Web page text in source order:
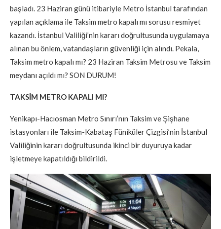
başladı. 23 Haziran günü itibariyle Metro İstanbul tarafından
yapılan açıklama ile Taksim metro kapalı mı sorusu resmiyet
kazandı. İstanbul Valiliği’nin kararı doğrultusunda uygulamaya
alınan bu önlem, vatandaşların güvenliği için alındı. Pekala,
Taksim metro kapalı mı? 23 Haziran Taksim Metrosu ve Taksim
meydanı açıldı mı? SON DURUM!
TAKSİM METRO KAPALI MI?
Yenikapı-Hacıosman Metro Sınırı’nın Taksim ve Şişhane
istasyonları ile Taksim-Kabataş Füniküler Çizgisi’nin İstanbul
Valiliğinin kararı doğrultusunda ikinci bir duyuruya kadar
işletmeye kapatıldığı bildirildi.